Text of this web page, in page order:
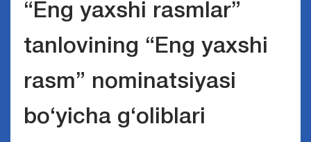
“Eng yaxshi rasmlar”
tanlovining “Eng yaxshi
rasm” nominatsiyasi
bo‘yicha g‘oliblari